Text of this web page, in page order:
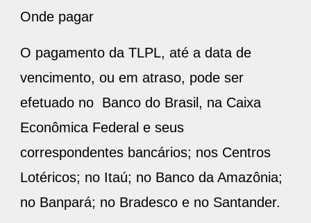
Onde pagar
O pagamento da TLPL, até a data de
vencimento, ou em atraso, pode ser
efetuado no Banco do Brasil, na Caixa
Econômica Federal e seus
correspondentes bancários; nos Centros
Lotéricos; no Itaú; no Banco da Amazônia;
no Banpará; no Bradesco e no Santander.